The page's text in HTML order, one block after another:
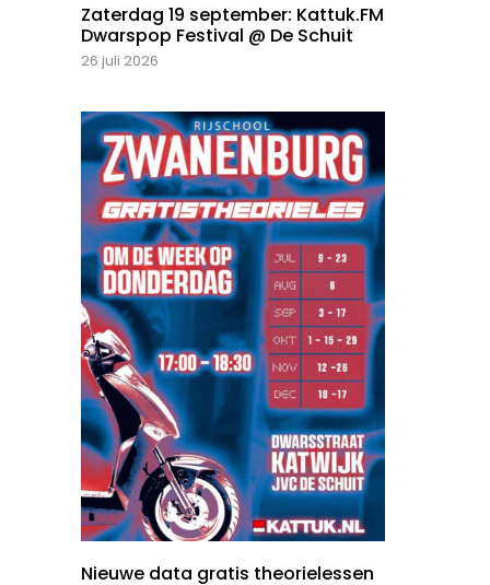
Zaterdag 19 september: Kattuk.FM
Dwarspop Festival @ De Schuit
26 juli 2026
Nieuwe data gratis theorielessen